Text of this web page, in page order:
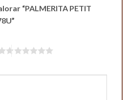
“PALMERITA PETIT